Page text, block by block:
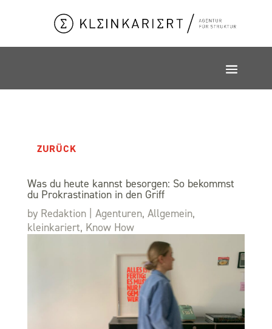
ZURÜCK
Was du heute kannst besorgen: So bekommst
du Prokrastination in den Griff
by Redaktion| Agenturen, Allgemein,
kleinkariert, Know How